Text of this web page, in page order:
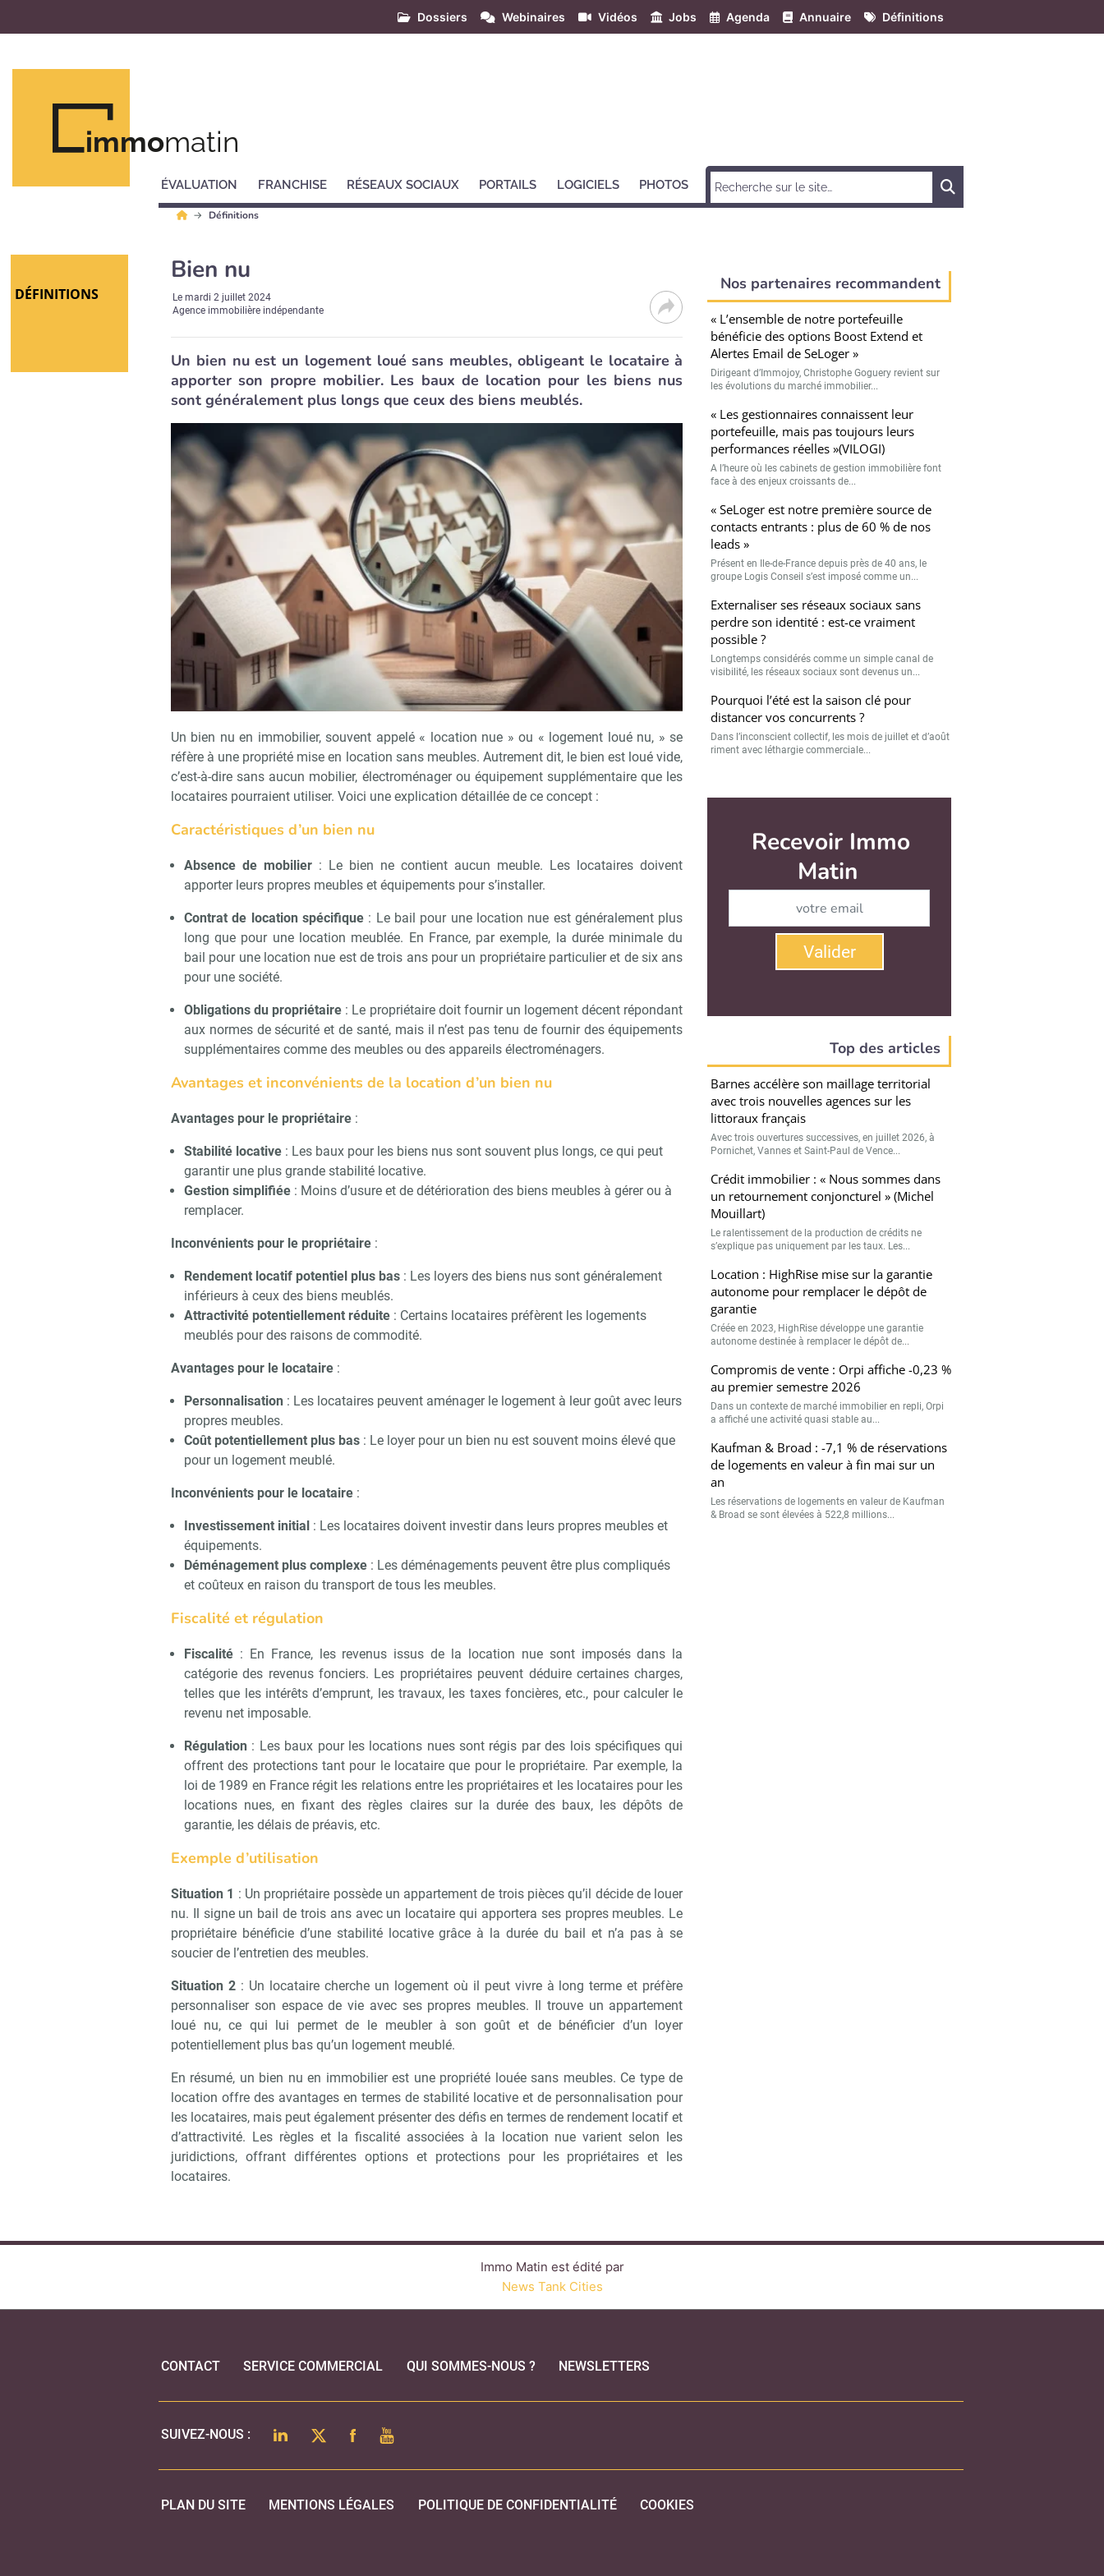
Dossiers Webinaires Vidéos Jobs Agenda Annuaire Définitions
immomatin
ÉVALUATION FRANCHISE RÉSEAUX SOCIAUX PORTAILS LOGICIELS PHOTOS
Définitions
DÉFINITIONS
Bien nu
Lemardi 2 juillet 2024
Agence immobilière indépendante
Un bien nu est un logement loué sans meubles, obligeant le locataire à
apporter son propre mobilier. Les baux de location pour les biens nus
sont généralement plus longs que ceux des biens meublés.
Un bien nu en immobilier, souvent appelé « location nue » ou « logement loué nu, » se
réfère à une propriété mise en location sans meubles. Autrement dit, le bien est loué vide,
c’est-à-dire sans aucun mobilier, électroménager ou équipement supplémentaire que les
locataires pourraient utiliser. Voici une explication détaillée de ce concept :
Caractéristiques d’un bien nu
Absence de mobilier : Le bien ne contient aucun meuble. Les locataires doivent
apporter leurs propres meubles et équipements pour s’installer.
Contrat de location spécifique : Le bail pour une location nue est généralement plus
long que pour une location meublée. En France, par exemple, la durée minimale du
bail pour une location nue est de trois ans pour un propriétaire particulier et de six ans
pour une société.
Obligations du propriétaire : Le propriétaire doit fournir un logement décent répondant
aux normes de sécurité et de santé, mais il n’est pas tenu de fournir des équipements
supplémentaires comme des meubles ou des appareils électroménagers.
Avantages et inconvénients de la location d’un bien nu
Avantages pour le propriétaire :
Stabilité locative: Les baux pour les biens nus sont souvent plus longs, ce qui peut
garantir une plus grande stabilité locative.
Gestion simplifiée: Moins d’usure et de détérioration des biens meubles à gérer ou à
remplacer.
Inconvénients pour le propriétaire :
Rendement locatif potentiel plus bas: Les loyers des biens nus sont généralement
inférieurs à ceux des biens meublés.
Attractivité potentiellement réduite: Certains locataires préfèrent les logements
meublés pour des raisons de commodité.
Avantages pour le locataire :
Personnalisation : Les locataires peuvent aménager le logement à leur goût avec leurs
propres meubles.
Coût potentiellement plus bas: Le loyer pour un bien nu est souvent moins élevé que
pour un logement meublé.
Inconvénients pour le locataire :
Investissement initial: Les locataires doivent investir dans leurs propres meubles et
équipements.
Déménagement plus complexe: Les déménagements peuvent être plus compliqués
et coûteux en raison du transport de tous les meubles.
Fiscalité et régulation
Fiscalité: En France, les revenus issus de la location nue sont imposés dans la
catégorie des revenus fonciers. Les propriétaires peuvent déduire certaines charges,
telles que les intérêts d’emprunt, les travaux, les taxes foncières, etc., pour calculer le
revenu net imposable.
Régulation : Les baux pour les locations nues sont régis par des lois spécifiques qui
offrent des protections tant pour le locataire que pour le propriétaire. Par exemple, la
loi de 1989 en France régit les relations entre les propriétaires et les locataires pour les
locations nues, en fixant des règles claires sur la durée des baux, les dépôts de
garantie, les délais de préavis, etc.
Exemple d’utilisation
Situation 1 : Un propriétaire possède un appartement de trois pièces qu’il décide de louer
nu. Il signe un bail de trois ans avec un locataire qui apportera ses propres meubles. Le
propriétaire bénéficie d’une stabilité locative grâce à la durée du bail et n’a pas à se
soucier de l’entretien des meubles.
Situation 2: Un locataire cherche un logement où il peut vivre à long terme et préfère
personnaliser son espace de vie avec ses propres meubles. Il trouve un appartement
loué nu, ce qui lui permet de le meubler à son goût et de bénéficier d’un loyer
potentiellement plus bas qu’un logement meublé.
En résumé, un bien nu en immobilier est une propriété louée sans meubles. Ce type de
location offre des avantages en termes de stabilité locative et de personnalisation pour
les locataires, mais peut également présenter des défis en termes de rendement locatif et
d’attractivité. Les règles et la fiscalité associées à la location nue varient selon les
juridictions, offrant différentes options et protections pour les propriétaires et les
locataires.
Nos partenaires recommandent
« L’ensemble de notre portefeuille
bénéficie des options Boost Extend et
Alertes Email de SeLoger »
Dirigeant d’Immojoy, Christophe Goguery revient sur
les évolutions du marché immobilier...
« Les gestionnaires connaissent leur
portefeuille, mais pas toujours leurs
performances réelles »(VILOGI)
A l’heure où les cabinets de gestion immobilière font
face à des enjeux croissants de...
« SeLoger est notre première source de
contacts entrants : plus de 60 % de nos
leads »
Présent en Ile-de-France depuis près de 40 ans, le
groupe Logis Conseil s’est imposé comme un...
Externaliser ses réseaux sociaux sans
perdre son identité : est-ce vraiment
possible ?
Longtemps considérés comme un simple canal de
visibilité, les réseaux sociaux sont devenus un...
Pourquoi l’été est la saison clé pour
distancer vos concurrents ?
Dans l’inconscient collectif, les mois de juillet et d’août
riment avec léthargie commerciale...
Recevoir Immo Matin Valider
Non merci, je reçois déjà !
Barnes accélère son maillage territorial
avec trois nouvelles agences sur les
littoraux français
Pornichet, Vannes et Saint-Paul de Vence...
Crédit immobilier : « Nous sommes dans
un retournement conjoncturel » (Michel
autonome pour remplacer le dépôt de
garantie
Créée en 2023, HighRise développe une garantie
autonome destinée à remplacer le dépôt de...
Compromis de vente : Orpi affiche -0,23 %
au premier semestre 2026
a affiché une activité quasi stable au...
Kaufman & Broad : -7,1 % de réservations
de logements en valeur à fin mai sur un
an
& Broad se sont élevées à 522,8 millions...
Immo Matin est édité par
News Tank Cities
CONTACT SERVICE COMMERCIAL QUI SOMMES-NOUS ? NEWSLETTERS
SUIVEZ-NOUS : LINKEDINTWITTERFACEBOOK
YOUTUBE
PLAN DU SITE MENTIONS LÉGALES POLITIQUE DE CONFIDENTIALITÉ COOKIES